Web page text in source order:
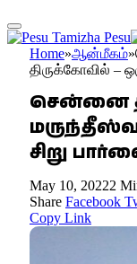
Home»ஆன்மீகம்»
திருக்கோவில் –
சென்னை
சிறு
May 10, 20222
Share Facebook
Copy Link